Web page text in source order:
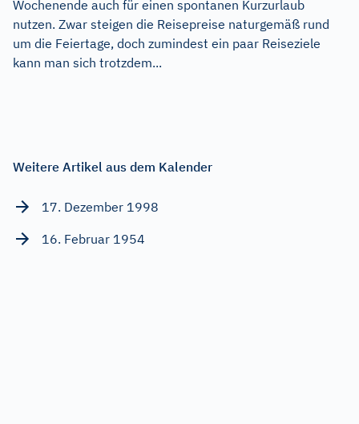
Wochenende auch für einen spontanen Kurzurlaub
nutzen. Zwar steigen die Reisepreise naturgemäß rund
um die Feiertage, doch zumindest ein paar Reiseziele
kann man sich trotzdem...
Weitere Artikel aus dem Kalender
17. Dezember 1998
16. Februar 1954